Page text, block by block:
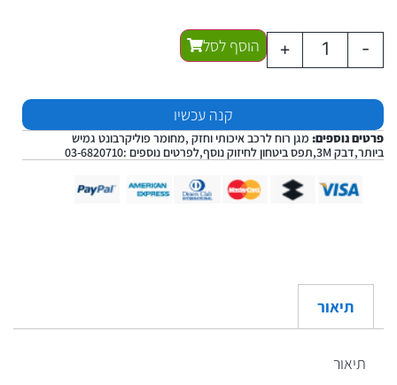
-
+ הוסף לסל
קנה עכשיו
פרטים נוספים: מגן רוח לרכב איכותי וחזק ,מחומר פוליקרבונט גמיש
ביותר,דבק 3M,תפס ביטחון לחיזוק נוסף,לפרטים נוספים :03-6820710
תיאור
תיאור